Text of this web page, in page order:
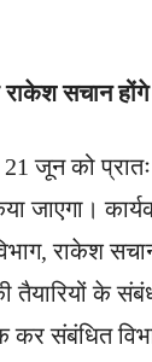
राकेश सचान
जून को
जाएगा।
राकेश
के
कर संबंधित